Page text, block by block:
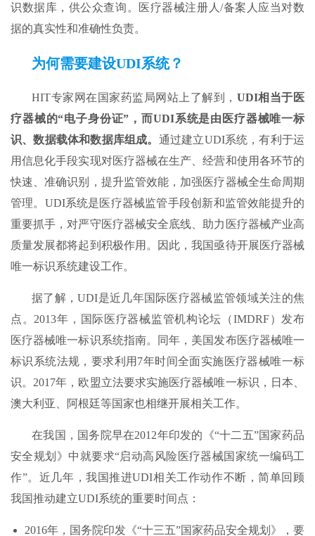
识数据库，供公众查询。医疗器械注册人/备案人应当对数
据的真实性和准确性负责。
为何需要建设UDI系统？
HIT专家网在国家药监局网站上了解到， UDI相当于 医
疗器械的“电子身份证” ，而UDI系统是由医疗器械唯一标
识、数据载体和数据库组成。 通过建立UDI系统，有利于运
用信息化手段实现对医疗器械在生产、经营和使用各环节的
快速、准确识别，提升监管效能，加强医疗器械全生命周期
管理。UDI系统是医疗器械监管手段创新和监管效能提升的
重要抓手，对严守医疗器械安全底线、助力医疗器械产业高
质量发展都将起到积极作用。因此，我国亟待开展医疗器械
唯一标识系统建设工作。
据了解，UDI是近几年国际医疗器械监管领域关注的焦
点。2013年，国际医疗器械监管机构论坛（IMDRF）发布
医疗器械唯一标识系统指南。同年，美国发布医疗器械唯一
标识系统法规，要求利用7年时间全面实施医疗器械唯一标
识。2017年，欧盟立法要求实施医疗器械唯一标识，日本、
澳大利亚、阿根廷等国家也相继开展相关工作。
在我国，国务院早在2012年印发的《“十二五”国家药品
安全规划》中就要求“启动高风险医疗器械国家统一编码工
作”。近几年，我国推进UDI相关工作动作不断，简单回顾
我国推动建立UDI系统的重要时间点：
2016年，国务院印发《“十三五”国家药品安全规划》，要